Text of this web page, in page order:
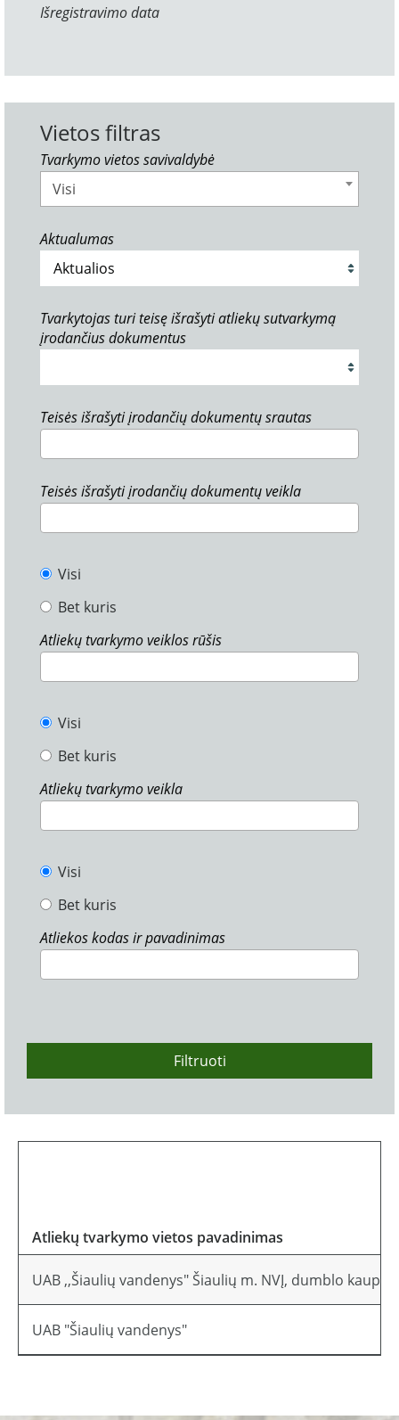
Išregistravimo data
Vietos filtras
Tvarkymo vietos savivaldybė
Visi
Aktualumas
Tvarkytojas turi teisę išrašyti atliekų sutvarkymą
įrodančius dokumentus
Teisės išrašyti įrodančių dokumentų srautas
Teisės išrašyti įrodančių dokumentų veikla
Visi
Bet kuris
Atliekų tvarkymo veiklos rūšis
Visi
Bet kuris
Atliekų tvarkymo veikla
Visi
Bet kuris
Atliekos kodas ir pavadinimas
Filtruoti
Atliekų tvarkymo vietos pavadinimas
UAB ,,Šiaulių vandenys" Šiaulių m. NVĮ, dumblo
UAB "Šiaulių vandenys"